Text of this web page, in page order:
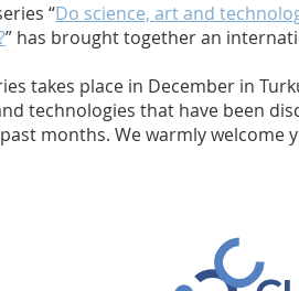
“Do science, art and
” has brought together an
takes place in December in
technologies that have been
months. We warmly welcome